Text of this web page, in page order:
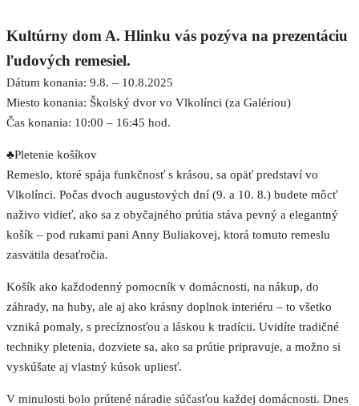
Kultúrny dom A. Hlinku vás pozýva na prezentáciu
ľudových remesiel.
Dátum konania: 9.8. – 10.8.2025
Miesto konania: Školský dvor vo Vlkolínci (za Galériou)
Čas konania: 10:00 – 16:45 hod.
♣Pletenie košíkov
Remeslo, ktoré spája funkčnosť s krásou, sa opäť predstaví vo
Vlkolínci. Počas dvoch augustových dní (9. a 10. 8.) budete môcť
naživo vidieť, ako sa z obyčajného prútia stáva pevný a elegantný
košík – pod rukami pani Anny Buliakovej, ktorá tomuto remeslu
zasvätila desaťročia.
Košík ako každodenný pomocník v domácnosti, na nákup, do
záhrady, na huby, ale aj ako krásny doplnok interiéru – to všetko
vzniká pomaly, s precíznosťou a láskou k tradícii. Uvidíte tradičné
techniky pletenia, dozviete sa, ako sa prútie pripravuje, a možno si
vyskúšate aj vlastný kúsok upliesť.
V minulosti bolo prútené náradie súčasťou každej domácnosti. Dnes